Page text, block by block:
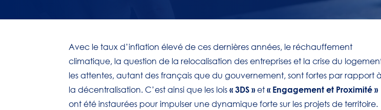
Avec le taux d’inflation élevé de ces dernières années, le réchauffement
climatique, la question de la relocalisation des entreprises et la crise du
les attentes, autant des français que du gouvernement, sont fortes par rapport à
la décentralisation. C’est ainsi que les lois« 3DS »et« Engagement et Proximité »
ont été instaurées pour impulser une dynamique forte sur les projets de territoire.